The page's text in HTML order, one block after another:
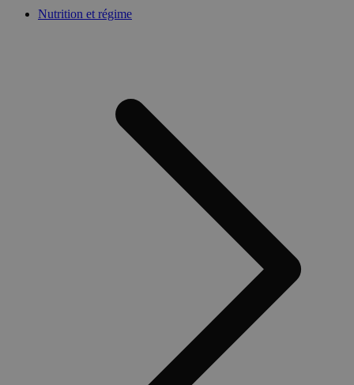
Nutrition et régime